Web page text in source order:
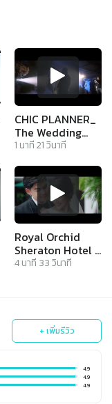
CHIC PLANNER_
The Wedding
Reception at
Sheraton Hotel -
Trailer
1 นาที21วินาที
Royal Orchid
Sheraton Hotel l
งานแต่งงาน พิธี
Cinematography
4นาที 33วินาที
+ เพิ่มรีวิว
4.9
4.9
4.9